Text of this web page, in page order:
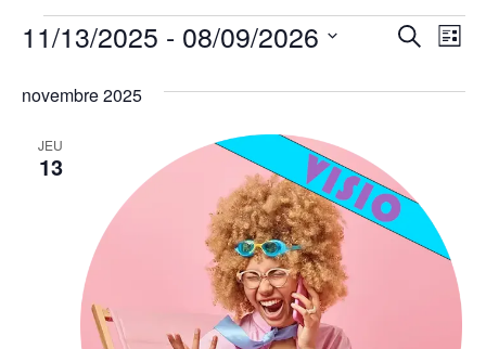
et
de
vues
Liste
11/13/2025 - 08/09/2026
une
novembre 2025
JEU
13